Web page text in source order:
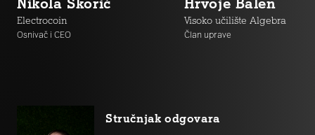
Electrocoin
Osnivač i CEO
Visoko učilište Algebra
Član uprave
Stručnjak odgovara